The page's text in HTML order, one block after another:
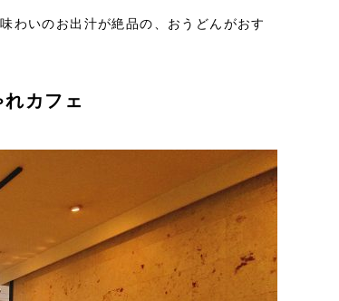
わいのお出汁が絶品の、おうどんがおす
カフェ